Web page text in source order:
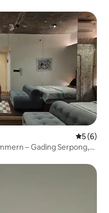
5 (6)
– Gading Serpong,